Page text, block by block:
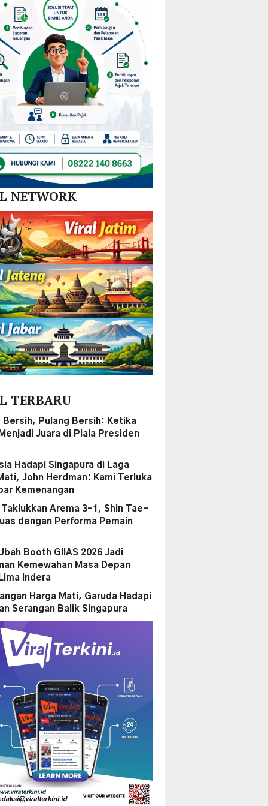
Nikel
SPBE
NETWORK
TERBARU
Bersih, Pulang Bersih: Ketika
Juara di Piala Presiden
Hadapi Singapura di Laga
John Herdman: Kami Terluka
Kemenangan
Taklukkan Arema 3-1, Shin Tae-
dengan Performa Pemain
Booth GIIAS 2026 Jadi
Kemewahan Masa Depan
Indera
Harga Mati, Garuda Hadapi
Serangan Balik Singapura